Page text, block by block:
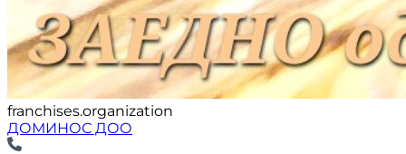
franchises.organization
ДОМИНОС ДОО